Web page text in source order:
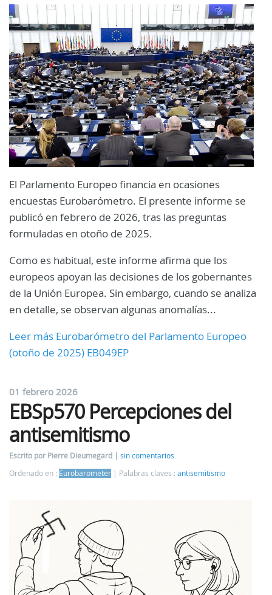
El Parlamento Europeo financia en ocasiones
encuestas Eurobarómetro. El presente informe se
publicó en febrero de 2026, tras las preguntas
formuladas en otoño de 2025.
Como es habitual, este informe afirma que los
europeos apoyan las decisiones de los gobernantes
de la Unión Europea. Sin embargo, cuando se analiza
en detalle, se observan algunas anomalías...
Leer más Eurobarómetro del Parlamento Europeo
(otoño de 2025) EB049EP
01 febrero 2026
EBSp570 Percepciones del
antisemitismo
Escrito por Pierre Dieumegard
sin comentarios
Ordenado en : Eurobarometer Palabras claves : antisemitismo